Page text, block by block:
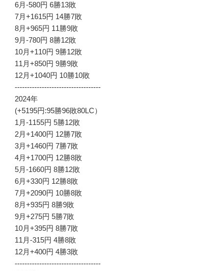
6月-580円 6勝13敗
7月+1615円 14勝7敗
8月+965円 11勝9敗
9月-780円 8勝12敗
10月+110円 9勝12敗
11月+850円 9勝9敗
12月+1040円 10勝10敗
-----------------------------------
2024年
(+5195円:95勝96敗80LC）
1月-1155円 5勝12敗
2月+1400円 12勝7敗
3月+1460円 7勝7敗
4月+1700円 12勝8敗
5月-1660円 8勝12敗
6月+330円 12勝8敗
7月+2090円 10勝8敗
8月+935円 8勝9敗
9月+275円 5勝7敗
10月+395円 8勝7敗
11月-315円 4勝8敗
12月+400円 4勝3敗
-----------------------------------